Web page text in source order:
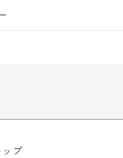
ップ